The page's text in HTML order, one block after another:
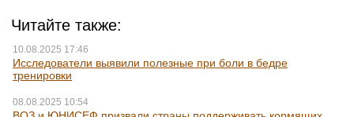
Читайте также:
10.08.2025 17:46
Исследователи выявили полезные при боли в бедре
тренировки
08.08.2025 10:54